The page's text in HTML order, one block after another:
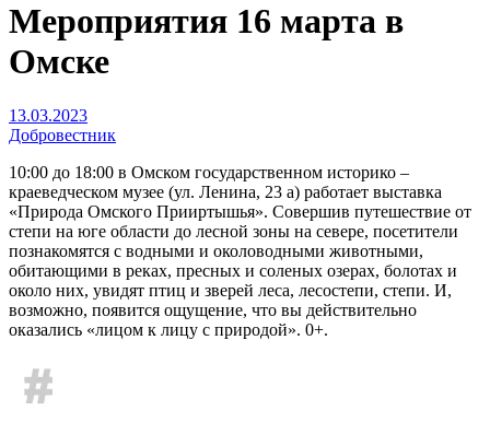
Мероприятия 16 марта в
Омске
13.03.2023
Добровестник
10:00 до 18:00 в Омском государственном историко –
краеведческом музее (ул. Ленина, 23 а) работает выставка
«Природа Омского Прииртышья». Совершив путешествие от
степи на юге области до лесной зоны на севере, посетители
познакомятся с водными и околоводными животными,
обитающими в реках, пресных и соленых озерах, болотах и
около них, увидят птиц и зверей леса, лесостепи, степи. И,
возможно, появится ощущение, что вы действительно
оказались «лицом к лицу с природой». 0+.